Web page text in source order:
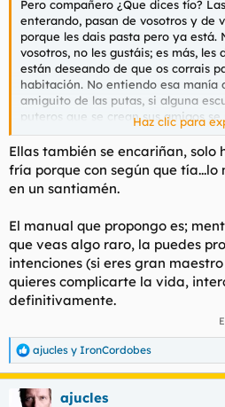
Pero compañero ¿Que dices tío?
enterando, pasan de vosotros y de
porque les dais pasta pero ya está.
vosotros, no les gustáis; es más, les
están deseando de que os corrais
habitación. No entiendo esa manía
amiguito de las putas, si alguna
puteros que se crean sus amigos
más de una me ha visto por la
saludado. ¿En serio alguno piensa
querría irse con él en plan pareja o
no le queda calle a quién piense
Haz clic para
Ellas también se encariñan, solo
fría porque con según que
en un santiamén.
El manual que propongo es;
que veas algo raro, la puedes
intenciones (si eres gran
quieres complicarte la vida,
definitivamente.
R
e
a
c
ajucles y IronCordobes
ajucles